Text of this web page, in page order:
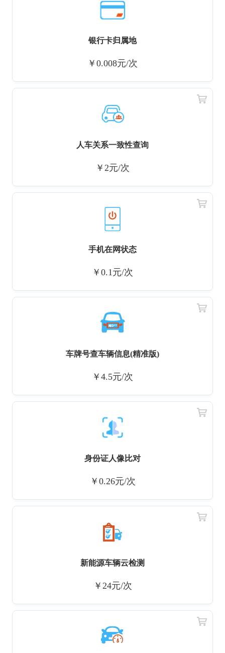
银行卡归属地
￥0.008元/次
人车关系一致性查询
￥2元/次
手机在网状态
￥0.1元/次
车牌号查车辆信息(精准版)
￥4.5元/次
身份证人像比对
￥0.26元/次
新能源车辆云检测
￥24元/次